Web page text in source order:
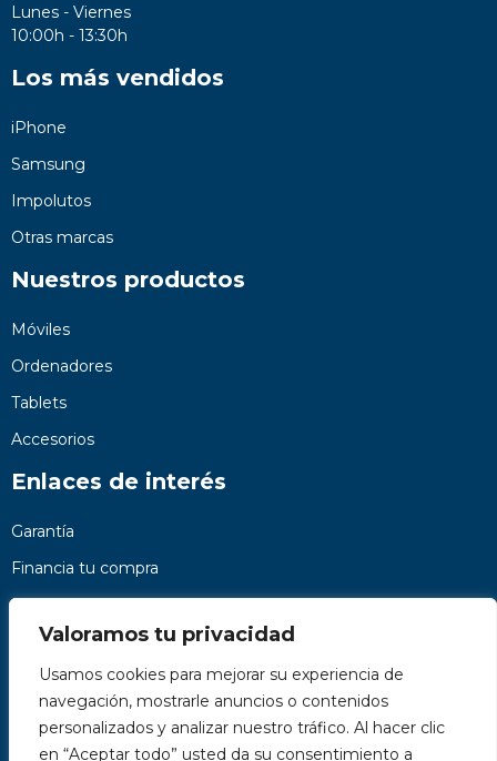
Valoramos tu privacidad
Usamos cookies para mejorar su experiencia de
navegación, mostrarle anuncios o contenidos
personalizados y analizar nuestro tráfico. Al hacer clic
en “Aceptar todo” usted da su consentimiento a
Lunes - Viernes
10:00h - 13:30h
Los más vendidos
iPhone
Samsung
Impolutos
Otras marcas
Nuestros productos
Móviles
Ordenadores
Tablets
Accesorios
Enlaces de interés
Garantía
Financia tu compra
Preguntas frecuentes
Nosotros
Contacto
Páginas legales
Kit Digital